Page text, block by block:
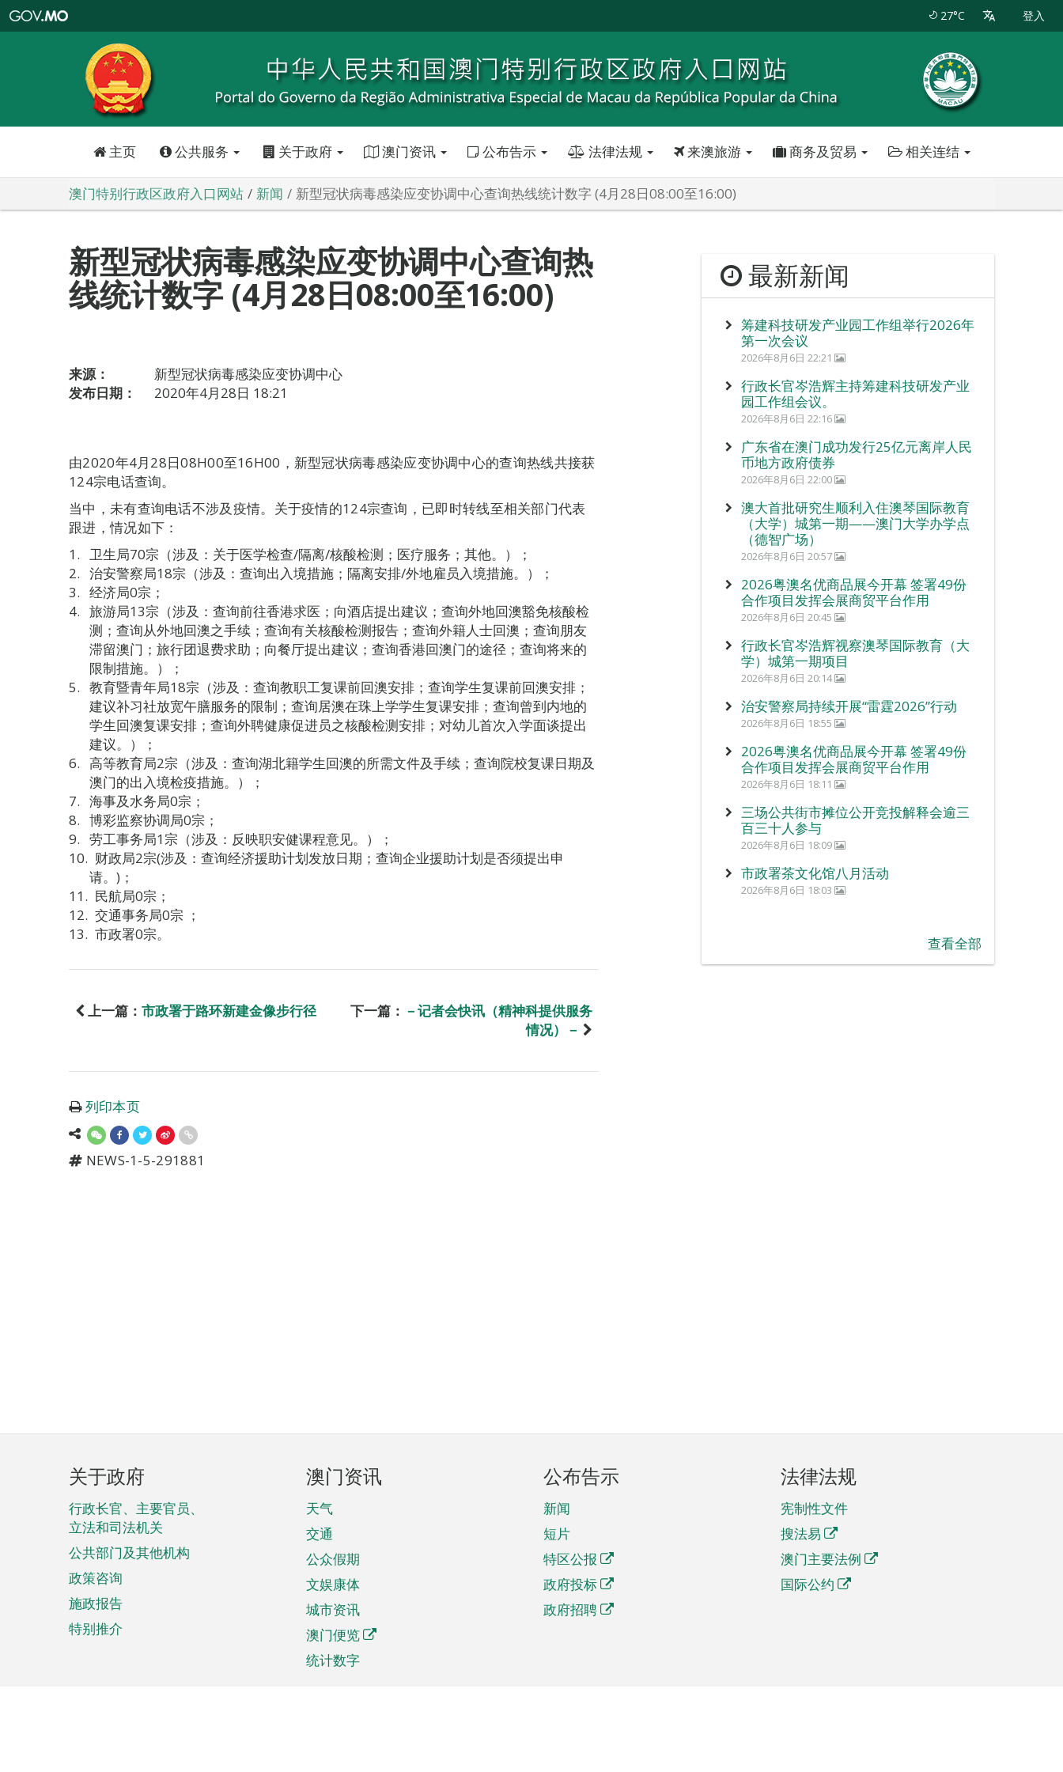
特
政
区
政
口
27°C 登入
主页 公共服务 关于政府 澳门资讯 公布告示 法律法规 来澳旅游 商务及贸易 相关连结
澳门特别行政区政府入口网站 新闻 新型冠状病毒感染应变协调中心查询热线统计数字 (4月28日08:00至16:00)
新型冠状病毒感染应变协调中心查询热
线统计数字 (4月28日08:00至16:00)
来源：
新型冠状病毒感染应变协调中心
发布日期：
2020年4月28日 18:21
由2020年4月28日08H00至16H00，新型冠状病毒感染应变协调中心的查询热线共接获
124宗电话查询。
当中，未有查询电话不涉及疫情。关于疫情的124宗查询，已即时转线至相关部门代表
跟进，情况如下：
卫生局70宗（涉及：关于医学检查/隔离/核酸检测；医疗服务；其他。）；
治安警察局18宗（涉及：查询出入境措施；隔离安排/外地雇员入境措施。）；
经济局0宗；
旅游局13宗（涉及：查询前往香港求医；向酒店提出建议；查询外地回澳豁免核酸检
测；查询从外地回澳之手续；查询有关核酸检测报告；查询外籍人士回澳；查询朋友
滞留澳门；旅行团退费求助；向餐厅提出建议；查询香港回澳门的途径；查询将来的
限制措施。）；
教育暨青年局18宗（涉及：查询教职工复课前回澳安排；查询学生复课前回澳安排；
建议补习社放宽午膳服务的限制；查询居澳在珠上学学生复课安排；查询曾到内地的
学生回澳复课安排；查询外聘健康促进员之核酸检测安排；对幼儿首次入学面谈提出
建议。）；
高等教育局2宗（涉及：查询湖北籍学生回澳的所需文件及手续；查询院校复课日期及
澳门的出入境检疫措施。）；
海事及水务局0宗；
博彩监察协调局0宗；
劳工事务局1宗（涉及：反映职安健课程意见。）；
财政局2宗(涉及：查询经济援助计划发放日期；查询企业援助计划是否须提出申
请。)；
民航局0宗；
交通事务局0宗 ；
市政署0宗。
上一篇： 市政署于路环新建金像步行径 下一篇： －记者会快讯（精神科提供服务
情况）－
列印本页
NEWS-1-5-291881
最新新闻
筹建科技研发产业园工作组举行2026年
第一次会议
2026年8月6日 22:21
行政长官岑浩辉主持筹建科技研发产业
园工作组会议。
2026年8月6日 22:16
广东省在澳门成功发行25亿元离岸人民
币地方政府债券
2026年8月6日 22:00
澳大首批研究生顺利入住澳琴国际教育
（大学）城第一期——澳门大学办学点
（德智广场）
2026年8月6日 20:57
2026粤澳名优商品展今开幕 签署49份
合作项目发挥会展商贸平台作用
2026年8月6日 20:45
行政长官岑浩辉视察澳琴国际教育（大
学）城第一期项目
2026年8月6日 20:14
治安警察局持续开展“雷霆2026”行动
2026年8月6日 18:55
2026粤澳名优商品展今开幕 签署49份
合作项目发挥会展商贸平台作用
2026年8月6日 18:11
三场公共街市摊位公开竞投解释会逾三
百三十人参与
2026年8月6日 18:09
市政署茶文化馆八月活动
2026年8月6日 18:03
查看全部
页
脚
菜
单
关于政府
行政长官、主要官员、
立法和司法机关
公共部门及其他机构
政策咨询
施政报告
特别推介
澳门资讯
天气
交通
公众假期
文娱康体
城市资讯
澳门便览
统计数字
公布告示
新闻
短片
特区公报
政府投标
政府招聘
法律法规
宪制性文件
搜法易
澳门主要法例
国际公约